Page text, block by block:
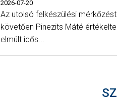
2026-07-20
Az utolsó felkészülési mérkőzést
követően Pinezits Máté
elmúlt idős...